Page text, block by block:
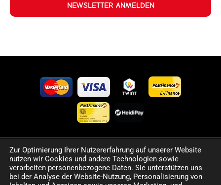
NEWSLETTER ANMELDEN
©2024 Happy Sport. Alle auf dieser Website angegebenen
Preise und Informationen sind unverbindlich und können
Fehler sowie Irrtümer enthalten. Wir behalten uns das Recht
Zur Optimierung Ihrer Nutzererfahrung auf unserer Website
nutzen wir Cookies und andere Technologien sowie
verarbeiten personenbezogene Daten. Sie unterstützen uns
bei der Analyse der Website-Nutzung, Personalisierung von